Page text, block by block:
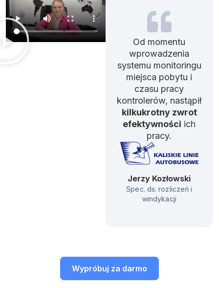
Od momentu
wprowadzenia
systemu monitoringu
miejsca pobytu i
czasu pracy
kontrolerów, nastąpił
kilkukrotny zwrot
efektywności ich
pracy.
Jerzy Kozłowski
Spec. ds. rozliczeń i
windykacji
Wypróbuj za darmo